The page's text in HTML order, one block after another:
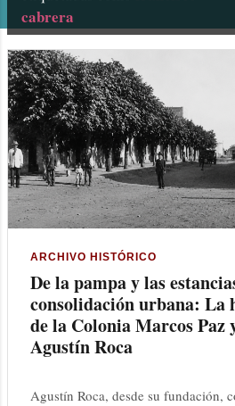
n
t
r
a
d
a
s
cabrera
ARCHIVO HISTÓRICO
De la pampa y las
consolidación urbana: La
de la Colonia Marcos Paz
Agustín Roca
Agustín Roca, desde su fundación,